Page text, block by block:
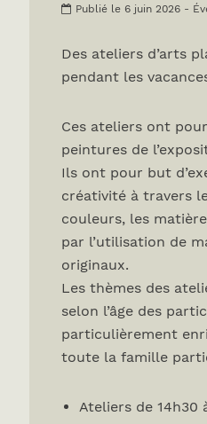
Publié le 6 juin 2026 -
Des ateliers d’arts
pendant les
Ces ateliers ont
peintures de
Ils ont pour but
créativité à travers
couleurs, les
par l’utilisation de
originaux.
Les thèmes des
selon l’âge des
particulièrement
toute la famille
Ateliers de 14h30